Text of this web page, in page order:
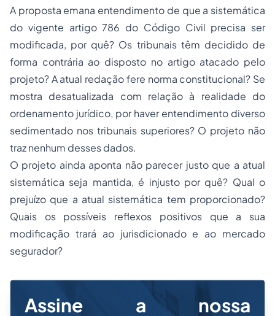
A proposta emana entendimento de que a sistemática
do vigente artigo 786 do Código Civil precisa ser
modificada, por quê? Os tribunais têm decidido de
forma contrária ao disposto no artigo atacado pelo
projeto? A atual redação fere norma constitucional? Se
mostra desatualizada com relação à realidade do
ordenamento jurídico, por haver entendimento diverso
sedimentado nos tribunais superiores? O projeto não
traz nenhum desses dados.
O projeto ainda aponta não parecer justo que a atual
sistemática seja mantida, é injusto por quê? Qual o
prejuízo que a atual sistemática tem proporcionado?
Quais os possíveis reflexos positivos que a sua
modificação trará ao jurisdicionado e ao mercado
segurador?
Assine a nossa